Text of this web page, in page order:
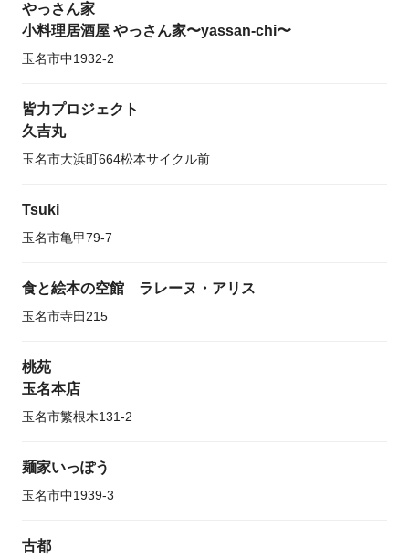
やっさん家
小料理居酒屋 やっさん家〜yassan-chi〜
玉名市中1932-2
皆力プロジェクト
久吉丸
玉名市大浜町664松本サイクル前
Tsuki
玉名市亀甲79-7
食と絵本の空館 ラレーヌ・アリス
玉名市寺田215
桃苑
玉名本店
玉名市繁根木131-2
麺家いっぽう
玉名市中1939-3
古都